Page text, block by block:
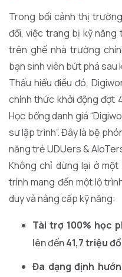
Trong bối cảnh thị
đổi, việc trang bị kỹ năng
trên ghế nhà trường
bạn sinh viên bứt phá sau
Thấu hiểu điều đó,
chính thức khởi động đợt
Học bổng danh giá
sư lập trình”. Đây là bệ
năng trẻ UDUers &
Không chỉ dừng lại ở
trình mang đến một lộ
duy và nâng cấp kỹ năng:
Tài trợ 100% học
lên đến41,7 triệu
Đa dạng định